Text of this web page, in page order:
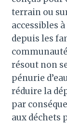
terrain ou
accessibles
depuis les
résout non
pénurie
réduire la
par
aux déchets